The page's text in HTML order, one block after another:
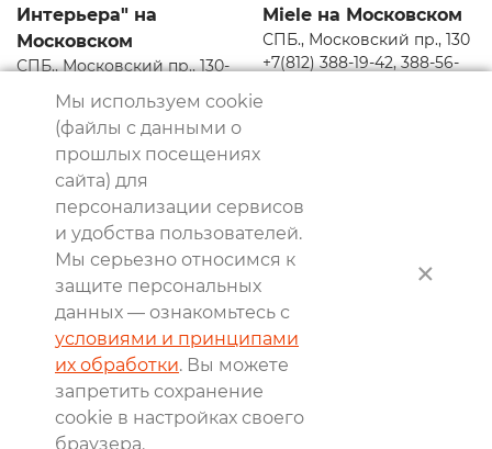
Интерьера" на
Московском
СПБ., Московский пр., 130-
+7(812) 388-56-57
mos130@interior-line.ru
Miele на Московском
СПБ., Московский пр., 130
+7(812) 388-19-42, 388-56-
© 2004-2026, Линия Интерьера. Все права защищены.
Информация на сайте не является публичной офертой.
Политика в отношении обработки персональных
данных и согласие субъекта на обработку
персональных данных
Реквизиты
8 800 550 66 34
По России бесплатно
Создание сайта
Мы используем cookie
(файлы с данными о
прошлых посещениях
сайта) для
персонализации сервисов
и удобства пользователей.
Мы серьезно относимся к
защите персональных
данных — ознакомьтесь с
условиями и принципами
их обработки. Вы можете
запретить сохранение
cookie в настройках своего
браузера.
×